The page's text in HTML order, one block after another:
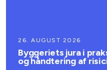
26. AUGUST 2026
Byggeriets jura i
og håndtering af